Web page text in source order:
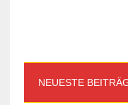
NEUESTE